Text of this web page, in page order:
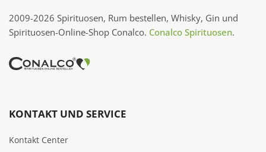
2009-2026 Spirituosen, Rum bestellen, Whisky, Gin und
Spirituosen-Online-Shop Conalco. Conalco Spirituosen.
KONTAKT UND SERVICE
Kontakt Center